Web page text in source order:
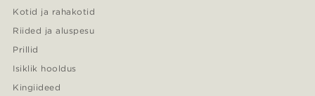
Kotid ja rahakotid
Riided ja aluspesu
Prillid
Isiklik hooldus
Kingiideed